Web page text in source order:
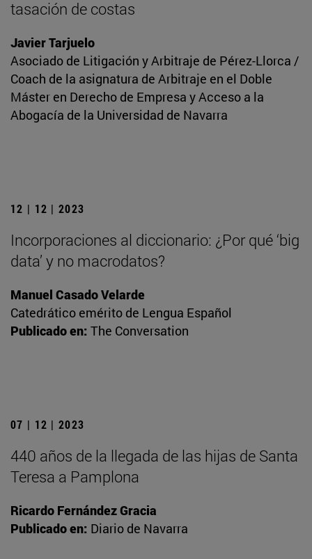
tasación de costas
Javier Tarjuelo
Asociado de Litigación y Arbitraje de Pérez-Llorca /
Coach de la asignatura de Arbitraje en el Doble
Máster en Derecho de Empresa y Acceso a la
Abogacía de la Universidad de Navarra
12 | 12 | 2023
Incorporaciones al diccionario: ¿Por qué ‘big
data’ y no macrodatos?
Manuel Casado Velarde
Catedrático emérito de Lengua Español
Publicado en: The Conversation
07 | 12 | 2023
440 años de la llegada de las hijas de Santa
Teresa a Pamplona
Ricardo Fernández Gracia
Publicado en: Diario de Navarra